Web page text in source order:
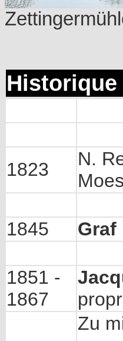
1823
N.
1845 Graf
1851 -
1867
Zu